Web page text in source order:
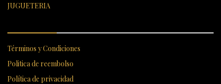
JUGUETERIA
Términos y Condiciones
Politica de reembolso
Política de privacidad